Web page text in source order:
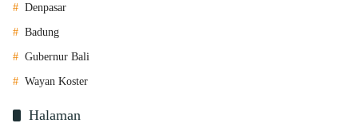
Denpasar
Badung
Gubernur Bali
Wayan Koster
Halaman